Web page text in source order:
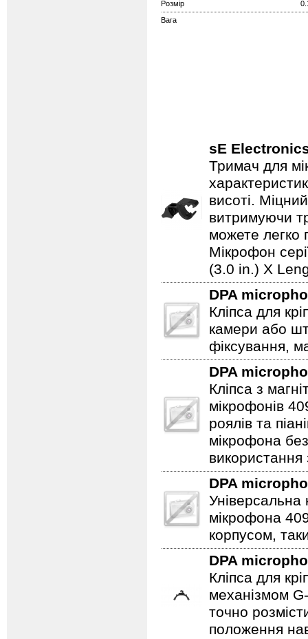
Розмір
Вага
sE
Тримач для
висоті.
витримуючи
можете легко
Мікрофон
(3.0 in.) X
DPA
Кліпса для
камери або
фіксування,
DPA
Кліпса з
мікрофонів
роялів та
мікрофона
DPA
Універсальна
мікрофона
корпусом,
DPA
Кліпса для
механізмом
точно
положення